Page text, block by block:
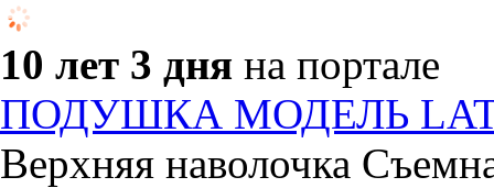
10 лет 3 дня на портале
ПОДУШКА МОДЕЛЬ
Верхняя наволочка